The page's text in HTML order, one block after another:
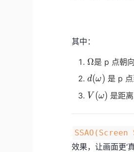
其中：
\Omega
Ω是 p 点朝
d(ω)
d(ω) 是 p
V(ω)
V (ω) 是距
效果，让画面更‘